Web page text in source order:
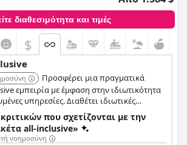
διαθεσιμότητα και τιμές
$
Προσφέρει μια πραγματικά
εμπειρία με έμφαση στην ιδιωτικότητα
υπηρεσίες. Διαθέτει ιδιωτικές
επιλογές εκλεκτής κουζίνας και premium
μια εξαιρετική και ξέγνοιαστη διαμονή.
που σχετίζονται με την
all-inclusive»
νοημοσύνη